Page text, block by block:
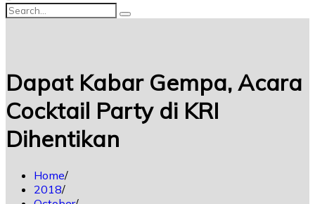
Dapat Kabar Gempa, Acara
Cocktail Party di KRI
Dihentikan
Home
2018